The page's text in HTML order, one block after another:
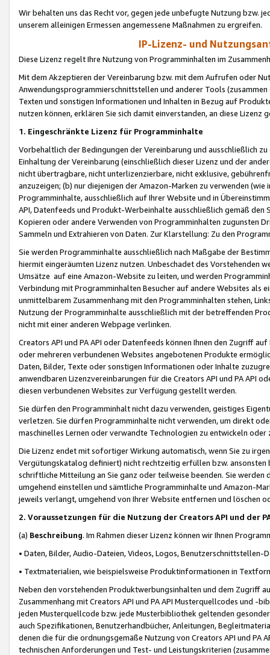
Wir behalten uns das Recht vor, gegen jede unbefugte Nutzung bzw.
unserem alleinigen Ermessen angemessene Maßnahmen zu ergreifen.
IP-Lizenz- und
Diese Lizenz regelt Ihre Nutzung von Programminhalten im
Mit dem Akzeptieren der Vereinbarung bzw. mit dem Aufrufen oder
Anwendungsprogrammierschnittstellen und anderer Tools (zusammen
Texten und sonstigen Informationen und Inhalten in Bezug auf
nutzen können, erklären Sie sich damit einverstanden, an diese Lizenz
1. Eingeschränkte Lizenz für Programminhalte
Vorbehaltlich der Bedingungen der Vereinbarung und ausschließlich
Einhaltung der Vereinbarung (einschließlich dieser Lizenz und der
nicht übertragbare, nicht unterlizenzierbare, nicht exklusive,
anzuzeigen; (b) nur diejenigen der Amazon-Marken zu verwenden
Programminhalte, ausschließlich auf Ihrer Website und in
API, Datenfeeds und Produkt-Werbeinhalte ausschließlich gemäß
Kopieren oder andere Verwenden von Programminhalten zugunsten
Sammeln und Extrahieren von Daten. Zur Klarstellung: Zu den
Sie werden Programminhalte ausschließlich nach Maßgabe der
hiermit eingeräumten Lizenz nutzen. Unbeschadet des Vorstehenden
Umsätze auf eine Amazon-Website zu leiten, und werden
Verbindung mit Programminhalten Besucher auf andere Websites als
unmittelbarem Zusammenhang mit den Programminhalten stehen,
Nutzung der Programminhalte ausschließlich mit der betreffenden
nicht mit einer anderen Webpage verlinken.
Creators API und PA API oder Datenfeeds können Ihnen den Zugriff
oder mehreren verbundenen Websites angebotenen Produkte
Daten, Bilder, Texte oder sonstigen Informationen oder Inhalte
anwendbaren Lizenzvereinbarungen für die Creators API und PA API
diesen verbundenen Websites zur Verfügung gestellt werden.
Sie dürfen den Programminhalt nicht dazu verwenden, geistiges
verletzen. Sie dürfen Programminhalte nicht verwenden, um direkt
maschinelles Lernen oder verwandte Technologien zu entwickeln
Die Lizenz endet mit sofortiger Wirkung automatisch, wenn Sie zu
Vergütungskatalog definiert) nicht rechtzeitig erfüllen bzw. ansonsten
schriftliche Mitteilung an Sie ganz oder teilweise beenden. Sie werden
umgehend einstellen und sämtliche Programminhalte und Amazon-
jeweils verlangt, umgehend von Ihrer Website entfernen und löschen
2. Voraussetzungen für die Nutzung der Creators API und der
(a) Beschreibung. Im Rahmen dieser Lizenz können wir Ihnen
• Daten, Bilder, Audio-Dateien, Videos, Logos, Benutzerschnittstellen-
• Textmaterialien, wie beispielsweise Produktinformationen in
Neben den vorstehenden Produktwerbungsinhalten und dem Zugriff
Zusammenhang mit Creators API und PA API Musterquellcodes und
jeden Musterquellcode bzw. jede Musterbibliothek geltenden
auch Spezifikationen, Benutzerhandbücher, Anleitungen,
denen die für die ordnungsgemäße Nutzung von Creators API und PA
technischen Anforderungen und Test- und Leistungskriterien